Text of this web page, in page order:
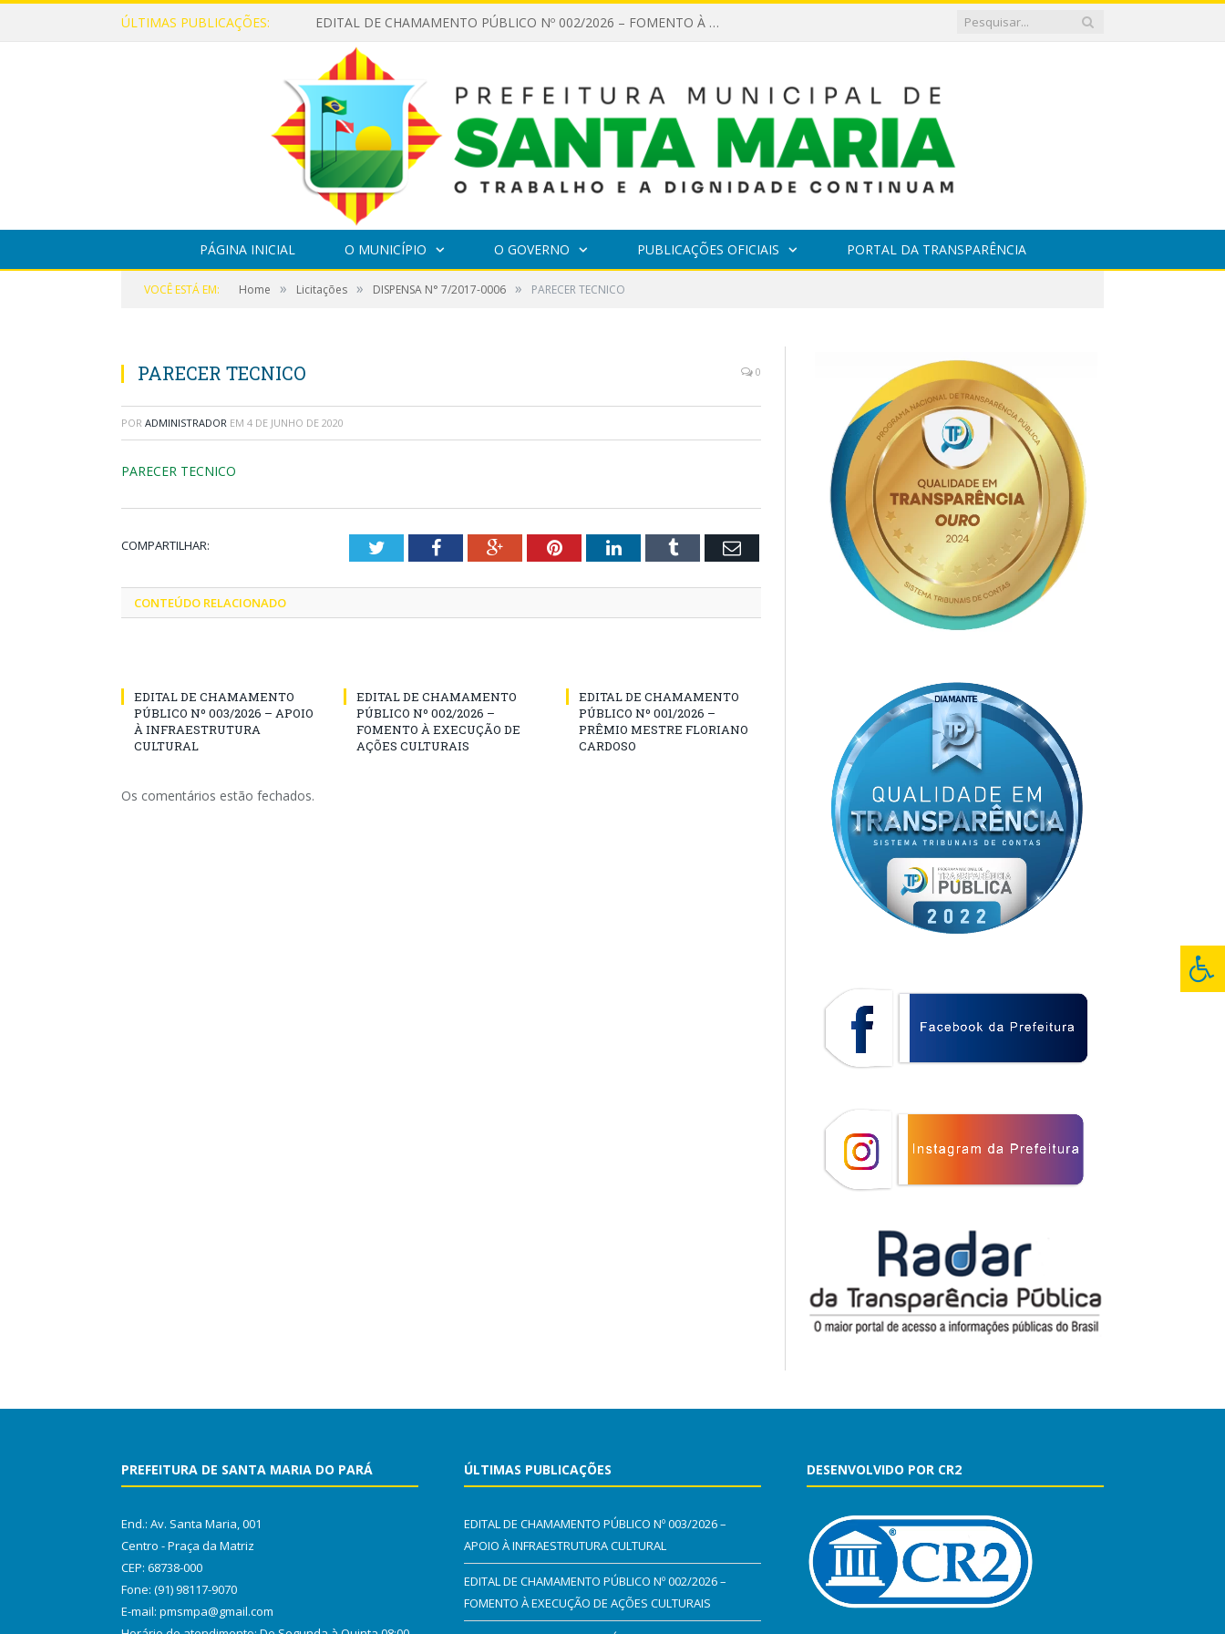
ÚLTIMAS PUBLICAÇÕES: EDITAL DE CHAMAMENTO PÚBLICO Nº 002/2026 – FOMENTO À EXECUÇÃO DE AÇÕES CULTURAIS
PÁGINA INICIAL O MUNICÍPIO O GOVERNO PUBLICAÇÕES OFICIAIS PORTAL DA TRANSPARÊNCIA
VOCÊ ESTÁ EM: Home » Licitações » DISPENSA N° 7/2017-0006 » PARECER TECNICO
PARECER TECNICO 0
POR ADMINISTRADOR EM 4 DE JUNHO DE 2020
PARECER TECNICO
COMPARTILHAR: TwitterFacebookGoogle+PinterestLinkedInTumblr Email
CONTEÚDO RELACIONADO
EDITAL DE CHAMAMENTO
PÚBLICO Nº 003/2026 – APOIO
À INFRAESTRUTURA
CULTURAL
EDITAL DE CHAMAMENTO
PÚBLICO Nº 002/2026 –
FOMENTO À EXECUÇÃO DE
AÇÕES CULTURAIS
EDITAL DE CHAMAMENTO
PÚBLICO Nº 001/2026 –
PRÊMIO MESTRE FLORIANO
CARDOSO
Os comentários estão fechados.
PREFEITURA DE SANTA MARIA DO PARÁ
End.: Av. Santa Maria, 001
Centro - Praça da Matriz
CEP: 68738-000
Fone: (91) 98117-9070
E-mail: pmsmpa@gmail.com
ÚLTIMAS PUBLICAÇÕES
EDITAL DE CHAMAMENTO PÚBLICO Nº 003/2026 –
APOIO À INFRAESTRUTURA CULTURAL
EDITAL DE CHAMAMENTO PÚBLICO Nº 002/2026 –
FOMENTO À EXECUÇÃO DE AÇÕES CULTURAIS
DESENVOLVIDO POR CR2